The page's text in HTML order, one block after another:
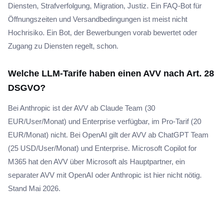
Diensten, Strafverfolgung, Migration, Justiz. Ein FAQ-Bot für
Öffnungszeiten und Versandbedingungen ist meist nicht
Hochrisiko. Ein Bot, der Bewerbungen vorab bewertet oder
Zugang zu Diensten regelt, schon.
Welche LLM-Tarife haben einen AVV nach Art. 28
DSGVO?
Bei Anthropic ist der AVV ab Claude Team (30
EUR/User/Monat) und Enterprise verfügbar, im Pro-Tarif (20
EUR/Monat) nicht. Bei OpenAI gilt der AVV ab ChatGPT Team
(25 USD/User/Monat) und Enterprise. Microsoft Copilot for
M365 hat den AVV über Microsoft als Hauptpartner, ein
separater AVV mit OpenAI oder Anthropic ist hier nicht nötig.
Stand Mai 2026.